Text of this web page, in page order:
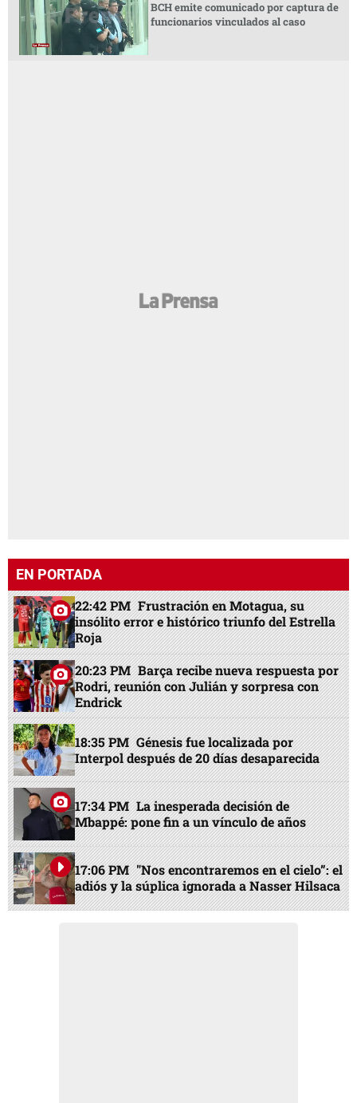
BCH emite comunicado por captura de
funcionarios vinculados al caso
EN PORTADA
22:42 PM Frustración en Motagua, su
insólito error e histórico triunfo del Estrella
Roja
20:23 PM Barça recibe nueva respuesta por
Rodri, reunión con Julián y sorpresa con
Endrick
18:35 PM Génesis fue localizada por
Interpol después de 20 días desaparecida
17:34 PM La inesperada decisión de
Mbappé: pone fin a un vínculo de años
17:06 PM "Nos encontraremos en el cielo”: el
adiós y la súplica ignorada a Nasser Hilsaca